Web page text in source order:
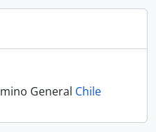
General Chile